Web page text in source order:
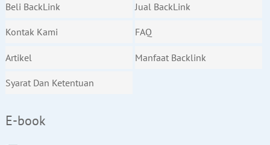
Beli BackLink Jual BackLink
Kontak Kami FAQ
Artikel Manfaat Backlink
Syarat Dan Ketentuan
E-book